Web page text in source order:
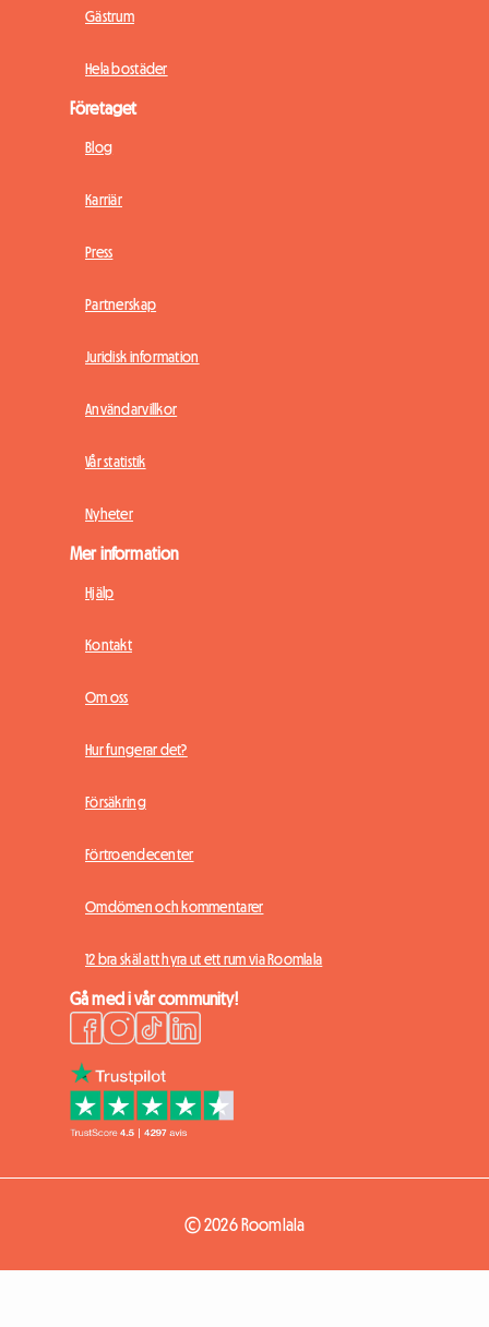
Gästrum
Hela bostäder
Företaget
Blog
Karriär
Press
Partnerskap
Juridisk information
Användarvillkor
Vår statistik
Nyheter
Mer information
Hjälp
Kontakt
Om oss
Hur fungerar det?
Försäkring
Förtroendecenter
Omdömen och kommentarer
12 bra skäl att hyra ut ett rum via Roomlala
Gå med i vår community!
© 2026 Roomlala